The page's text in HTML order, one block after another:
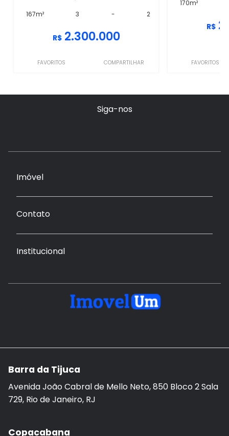
167m² 3 - 2
R$ 2.300.000
FAVORITOS COMPARTILHAR
170m²
R$
FAVORITOS
Siga-nos
Imóvel
Contato
Institucional
Barra da Tijuca
Avenida João Cabral de Mello Neto, 850 Bloco 2 Sala
729, Rio de Janeiro, RJ
Copacabana